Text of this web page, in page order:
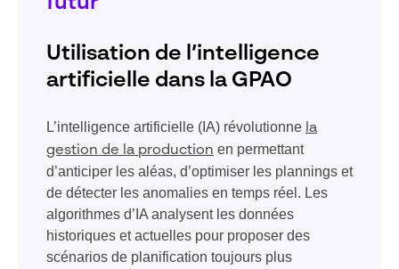
Utilisation de l’intelligence
artificielle dans la GPAO
L’intelligence artificielle (IA) révolutionne la
gestion de la production en permettant
d’anticiper les aléas, d’optimiser les plannings et
de détecter les anomalies en temps réel. Les
algorithmes d’IA analysent les données
historiques et actuelles pour proposer des
scénarios de planification toujours plus